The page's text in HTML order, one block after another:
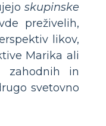
skupinske
preživelih,
likov,
Marika ali
zahodnih in
svetovno